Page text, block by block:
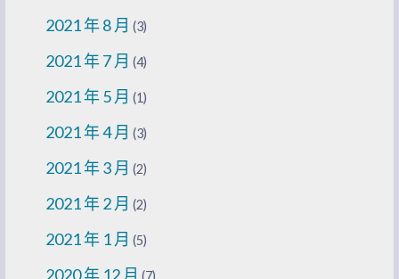
2021 年 8 月 (3)
2021 年 7 月 (4)
2021 年 5 月 (1)
2021 年 4 月 (3)
2021 年 3 月 (2)
2021 年 2 月 (2)
2021 年 1 月 (5)
2020 年 12 月 (7)